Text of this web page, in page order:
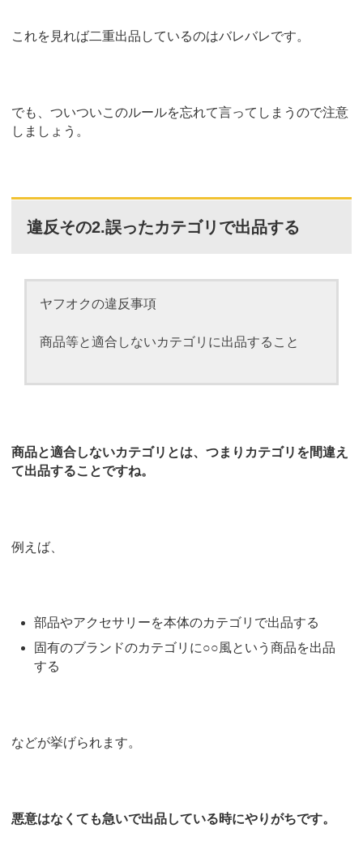
これを見れば二重出品しているのはバレバレです。
でも、ついついこのルールを忘れて言ってしまうので注意
しましょう。
違反その2.誤ったカテゴリで出品する
ヤフオクの違反事項
商品等と適合しないカテゴリに出品すること
商品と適合しないカテゴリとは、つまりカテゴリを間違え
て出品することですね。
例えば、
部品やアクセサリーを本体のカテゴリで出品する
固有のブランドのカテゴリに○○風という商品を出品
する
などが挙げられます。
悪意はなくても急いで出品している時にやりがちです。